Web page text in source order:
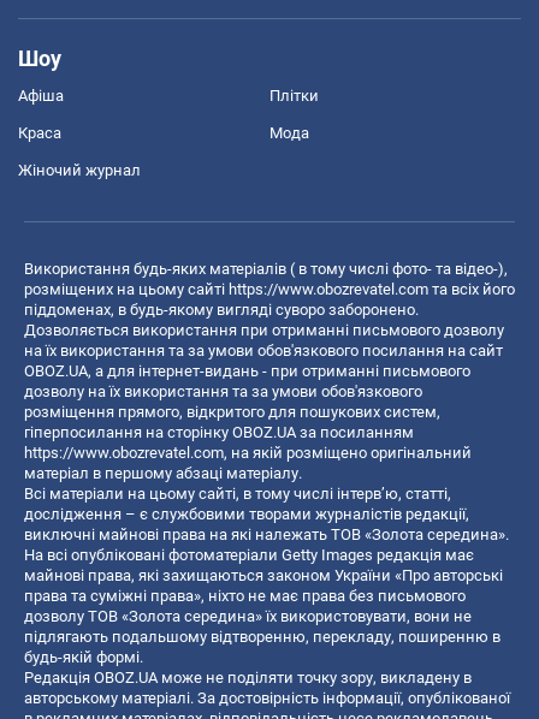
Шоу
Афіша Плітки
Краса Мода
Жіночий журнал
Використання будь-яких матеріалів ( в тому числі фото- та відео-),
розміщених на цьому сайті https://www.obozrevatel.com та всіх його
піддоменах, в будь-якому вигляді суворо заборонено.
Дозволяється використання при отриманні письмового дозволу
на їх використання та за умови обов'язкового посилання на сайт
OBOZ.UA, а для інтернет-видань - при отриманні письмового
дозволу на їх використання та за умови обов'язкового
розміщення прямого, відкритого для пошукових систем,
гіперпосилання на сторінку OBOZ.UA за посиланням
https://www.obozrevatel.com, на якій розміщено оригінальний
матеріал в першому абзаці матеріалу.
Всі матеріали на цьому сайті, в тому числі інтерв’ю, статті,
дослідження – є службовими творами журналістів редакції,
виключні майнові права на які належать ТОВ «Золота середина».
На всі опубліковані фотоматеріали Getty Images редакція має
майнові права, які захищаються законом України «Про авторські
права та суміжні права», ніхто не має права без письмового
дозволу ТОВ «Золота середина» їх використовувати, вони не
підлягають подальшому відтворенню, перекладу, поширенню в
будь-якій формі.
Редакція OBOZ.UA може не поділяти точку зору, викладену в
авторському матеріалі. За достовірність інформації, опублікованої